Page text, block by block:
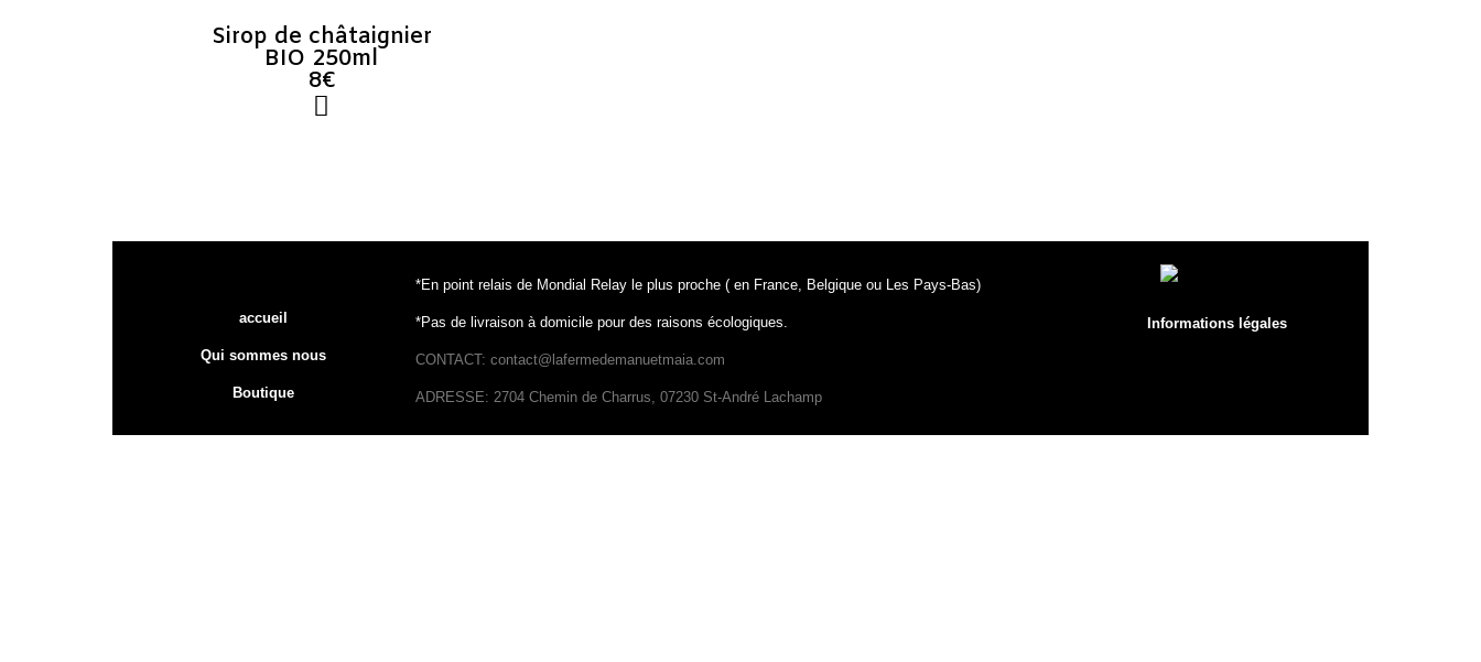
Sirop de châtaignier
BIO 250ml
8€
accueil
Qui sommes nous
Boutique
*En point relais de Mondial Relay le plus proche ( en France, Belgique ou Les Pays-Bas)
*Pas de livraison à domicile pour des raisons écologiques.
CONTACT: contact@lafermedemanuetmaia.com
ADRESSE: 2704 Chemin de Charrus, 07230 St-André Lachamp
Informations légales